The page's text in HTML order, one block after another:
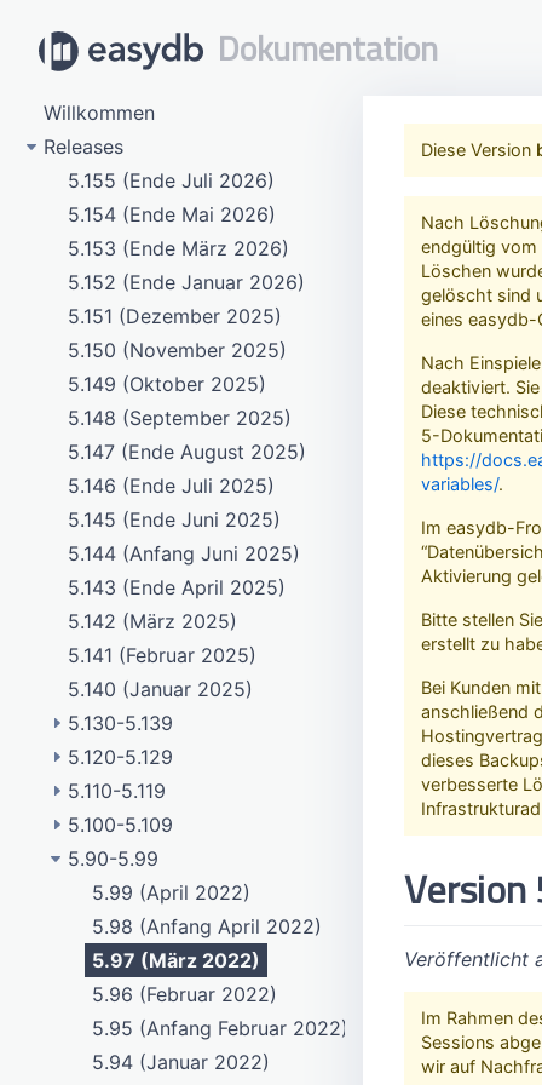
Dokumentation
Willkommen
Releases
5.155 (Ende Juli 2026)
5.154 (Ende Mai 2026)
5.153 (Ende März 2026)
5.152 (Ende Januar 2026)
5.151 (Dezember 2025)
5.150 (November 2025)
5.149 (Oktober 2025)
5.148 (September 2025)
5.147 (Ende August 2025)
5.146 (Ende Juli 2025)
5.145 (Ende Juni 2025)
5.144 (Anfang Juni 2025)
5.143 (Ende April 2025)
5.142 (März 2025)
5.141 (Februar 2025)
5.140 (Januar 2025)
5.130-5.139
5.139 (Dezember 2024)
5.138 (November 2024)
5.137 (Anfang Oktober 2024)
5.136 (August 2024)
5.135 (Juli 2024)
5.134 (Juni 2024)
5.133 (Ende Mai 2024)
5.132 (Mai 2024)
5.131 (April 2024)
5.130 (März 2024)
5.120-5.129
5.129 (Ende Februar 2024)
5.128 (Februar 2024)
5.127 (Januar 2024)
5.126 (Dezember 2023)
5.125 (Ende November 2023)
5.124 (Anfang November 2023)
5.123 (Oktober 2023)
5.122 (September 2023)
5.121 (Ende August 2023)
5.110-5.119
5.119 (Juli 2023)
5.118 (Juni 2023)
5.117 (Ende Mai 2023)
5.116 (Mai 2023)
5.115 (Mitte April 2023)
5.114 (Mitte März 2023)
5.113 (Anfang März 2023)
5.112 (Februar 2023)
5.100-5.109
5.109 (November 2022)
5.108 (Anfang November 2022)
5.107 (Oktober 2022)
5.106 (September 2022)
5.105 (Ende August 2022)
5.104 (August 2022)
5.103 (Juli 2022)
5.90-5.99
5.99 (April 2022)
5.98 (Anfang April 2022)
5.97 (März 2022)
5.96 (Februar 2022)
5.95 (Anfang Februar 2022)
5.94 (Januar 2022)
Diese Version
Nach
endgültig vom
Löschen
gelöscht sind
eines
Nach
deaktiviert.
Diese
5-
https://
variables/.
Im easydb-
Aktivierung
Bitte stellen
erstellt zu
Bei Kunden
anschließend
dieses
verbesserte
Version
Veröffentlicht
Im Rahmen
Sessions
wir auf